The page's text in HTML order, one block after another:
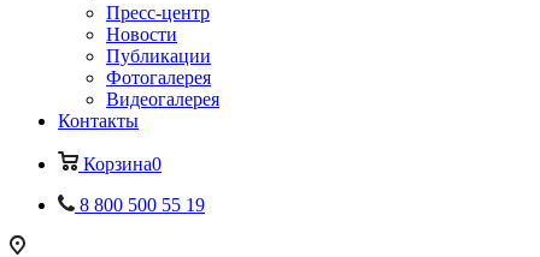
Пресс-центр
Новости
Публикации
Фотогалерея
Видеогалерея
Контакты
Корзина0
8 800 500 55 19